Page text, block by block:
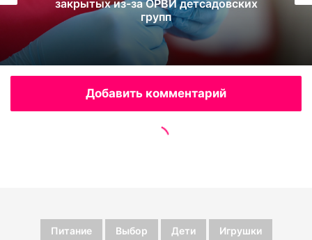
Питание Выбор Дети Игрушки